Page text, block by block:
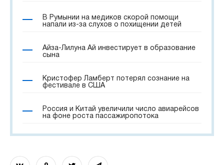
В Румынии на медиков скорой помощи
напали из-за слухов о похищении детей
Айза-Лилуна Ай инвестирует в образование
сына
Кристофер Ламберт потерял сознание на
фестивале в США
Россия и Китай увеличили число авиарейсов
на фоне роста пассажиропотока